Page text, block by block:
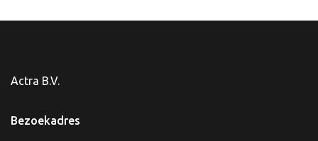
Actra B.V.
Bezoekadres